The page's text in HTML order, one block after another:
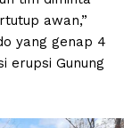
awan,”
yang genap 4
erupsi Gunung